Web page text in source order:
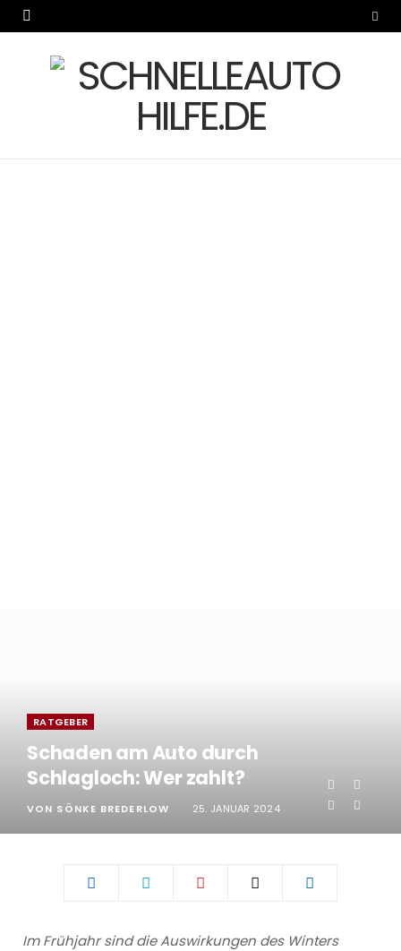
RATGEBER
Schaden am Auto durch
Schlagloch: Wer zahlt?
VON SÖNKE BREDERLOW 25. JANUAR 2024
Im Frühjahr sind die Auswirkungen des Winters